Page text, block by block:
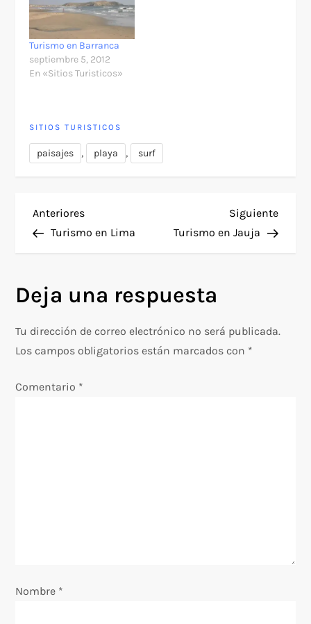
Turismo en Barranca
septiembre 5, 2012
En «Sitios Turisticos»
SITIOS TURISTICOS
paisajes , playa , surf
N
v
e
g
a
Entrada
anterior
Anteriores
Turismo en Lima
Siguiente
Turismo en Jauja
Deja una respuesta
Tu dirección de correo electrónico no será publicada.
Los campos obligatorios están marcados con *
Comentario *
Nombre *